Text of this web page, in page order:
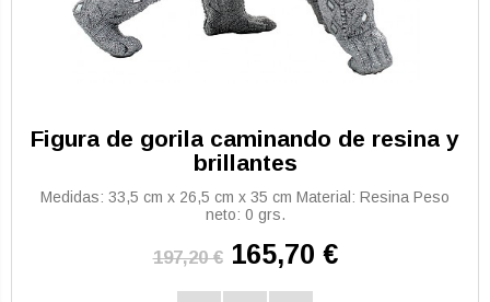
Figura de gorila caminando de resina y
brillantes
Medidas: 33,5 cm x 26,5 cm x 35 cm Material: Resina Peso
neto: 0 grs.
197,20 € 165,70 €